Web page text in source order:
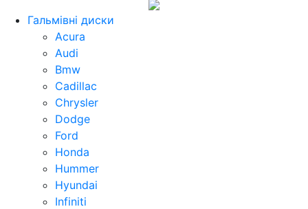
Гальмівні диски
Acura
Audi
Bmw
Cadillac
Chrysler
Dodge
Ford
Honda
Hummer
Hyundai
Infiniti